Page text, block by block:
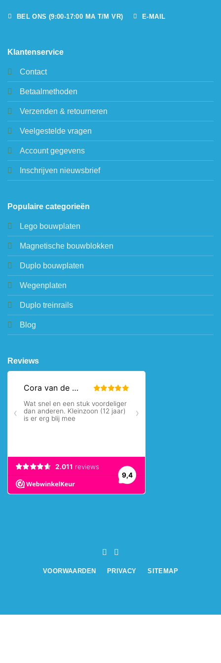
BEL ONS (9:00-17:00 MA T/M VR) E-MAIL
Klantenservice
Contact
Betaalmethoden
Verzenden & retourneren
Veelgestelde vragen
Account gegevens
Inschrijven nieuwsbrief
Populaire categorieën
Lego bouwplaten
Magnetische bouwblokken
Duplo bouwplaten
Wegenplaten
Duplo treinrails
Blog
Reviews
VOORWAARDEN PRIVACY SITEMAP